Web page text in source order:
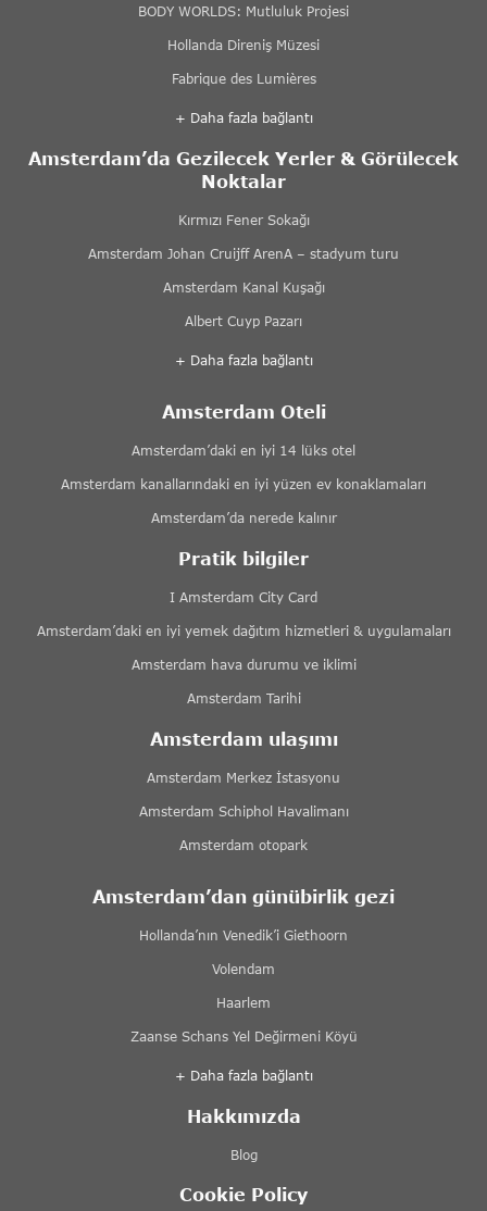
BODY WORLDS: Mutluluk Projesi
Hollanda Direniş Müzesi
Fabrique des Lumières
+ Daha fazla bağlantı
Amsterdam’da Gezilecek Yerler & Görülecek
Noktalar
Kırmızı Fener Sokağı
Amsterdam Johan Cruijff ArenA – stadyum turu
Amsterdam Kanal Kuşağı
Albert Cuyp Pazarı
+ Daha fazla bağlantı
Amsterdam Oteli
Amsterdam’daki en iyi 14 lüks otel
Amsterdam kanallarındaki en iyi yüzen ev konaklamaları
Amsterdam’da nerede kalınır
Pratik bilgiler
I Amsterdam City Card
Amsterdam’daki en iyi yemek dağıtım hizmetleri & uygulamaları
Amsterdam hava durumu ve iklimi
Amsterdam Tarihi
Amsterdam ulaşımı
Amsterdam Merkez İstasyonu
Amsterdam Schiphol Havalimanı
Amsterdam otopark
Amsterdam’dan günübirlik gezi
Hollanda’nın Venedik’i Giethoorn
Volendam
Haarlem
Zaanse Schans Yel Değirmeni Köyü
+ Daha fazla bağlantı
Hakkımızda
Blog
Cookie Policy